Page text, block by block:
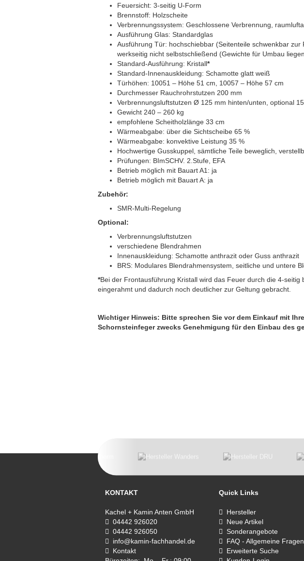
Feuersicht: 3-seitig U-Form
Brennstoff: Holzscheite
Verbrennungssystem: Geschlossene Verbrennung,
Ausführung Glas: Standardglas
Ausführung Tür: hochschiebbar (Seitenteile schwenkbar zur
werkseitig nicht selbstschließend (Gewichte für Umbau
Standard-Ausführung: Kristall*
Standard-Innenauskleidung: Schamotte glatt weiß
Türhöhen: 10051 – Höhe 51 cm, 10057 – Höhe 57 cm
Durchmesser Rauchrohrstutzen 200 mm
Verbrennungsluftstutzen Ø 125 mm hinten/unten, optional
Gewicht 240 – 260 kg
empfohlene Scheitholzlänge 33 cm
Wärmeabgabe: über die Sichtscheibe 65 %
Wärmeabgabe: konvektive Leistung 35 %
Hochwertige Gusskuppel, sämtliche Teile beweglich,
Prüfungen: BImSCHV. 2.Stufe, EFA
Betrieb möglich mit Bauart A1: ja
Betrieb möglich mit Bauart A: ja
Zubehör:
SMR-Multi-Regelung
Optional:
Verbrennungsluftstutzen
verschiedene Blendrahmen
Innenauskleidung: Schamotte anthrazit oder Guss anthrazit
BRS: Modulares Blendrahmensystem, seitliche und untere
*Bei der Frontausführung Kristall wird das Feuer durch die 4-seitig
eingerahmt und dadurch noch deutlicher zur Geltung gebracht.
Wichtiger Hinweis: Bitte sprechen Sie vor dem Einkauf mit
Schornsteinfeger zwecks Genehmigung für den Einbau des
KONTAKT
Kachel + Kamin Anten GmbH
04442 926020
04442 926050
info@kamin-fachhandel.de
Kontakt
Quick Links
Hersteller
Neue Artikel
Sonderangebote
FAQ - Allgemeine Fragen
Erweiterte Suche